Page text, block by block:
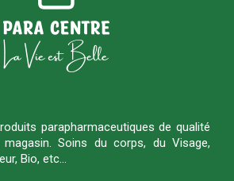
parapharmaceutiques de qualité
Soins du corps, du Visage,
Bio, etc…